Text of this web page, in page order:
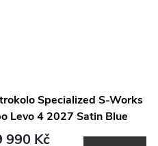
Specialized S-Works
Levo 4 2027 Satin Blue
Chrome
990 Kč